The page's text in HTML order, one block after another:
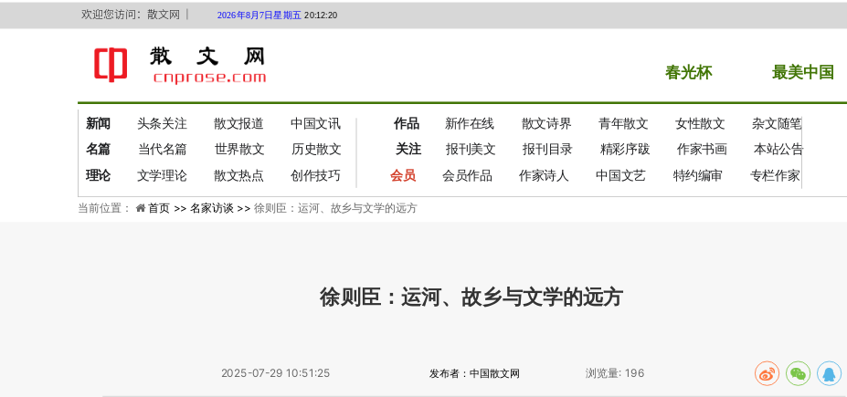
欢迎您访问：散文网 ｜
春光杯 最美中国
新闻 头条关注 散文报道 中国文讯 作品 新作在线 散文诗界 青年散文 女性散文 杂文随笔
名篇 当代名篇 世界散文 历史散文 关注 报刊美文 报刊目录 精彩序跋 作家书画 本站公告
理论
文学理论 散文热点 创作技巧 会员 会员作品 作家诗人 中国文艺 特约编审 专栏作家
2026年8月7日星期五 20:12:21
当前位置： 首页 >>名家访谈 >>徐则臣：运河、故乡与文学的远方
徐则臣：运河、故乡与文学的远方
2025-07-29 10:51:25 发布者：中国散文网 浏览量: 196